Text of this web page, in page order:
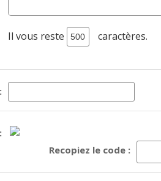
Il vous reste caractères.
Recopiez le code :